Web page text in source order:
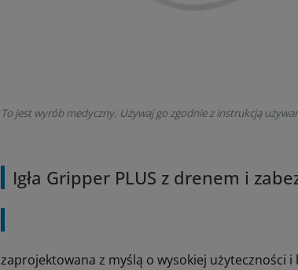
To jest wyrób medyczny. Używaj go zgodnie z instrukcją
Igła Gripper PLUS z drenem i
zaprojektowana z myślą o wysokiej